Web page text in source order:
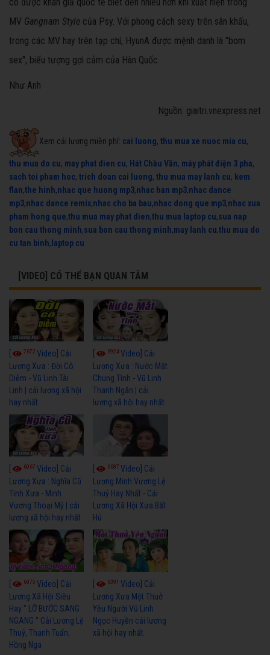
MV Gangnam Style của Psy. Với phong cách sexy trên sân khấu,
trong các MV hay trên tạp chí, HyunA được mệnh danh là "bom
sex", biểu tượng gợi cảm của Hàn Quốc.
Như Anh
Nguồn: giaitri.vnexpress.net
Xem cải lương miễn phí: cai luong, thu mua xe nuoc mia cu,
thu mua do cu, may phat dien cu, Hát Chầu Văn, máy phát điện 3 pha,
sach toi pham hoc, trich doan cai luong, thu mua may lanh cu, kem
flan,the hinh,nhac que huong mp3,nhac han mp3,nhac dance
mp3,nhac dance remix,nhac cho ba bau,nhac dong que mp3,nhac xua
pham hong que,thu mua may phat dien,thu mua laptop cu,sua nap
bon cau thong minh,sua bon cau thong minh,may lanh cu,thu mua do
cu tan binh, laptop cu
[VIDEO] CÓ THỂ BẠN QUAN TÂM
7672 Video] Cải
Lương Xưa : Đời Cô
Diễm - Vũ Linh Tài
Linh | cải lương xã hội
hay nhất
6924Video] Cải
Lương Xưa : Nước Mắt
Chung Tình - Vũ Linh
Thanh Ngân | cải
lương xã hội hay nhất
6067 Video] Cải
Lương Xưa : Nghĩa Cũ
Tình Xưa - Minh
Vương Thoại Mỹ | cải
lương xã hội hay nhất
6687Video] Cải
Lương Minh Vương Lệ
Thuỷ Hay Nhất - Cải
Lương Xã Hội Xưa Bất
Hủ
6975 Video] Cải
Lương Xã Hội Siêu
Hay " LỠ BƯỚC SANG
NGANG " Cải Lương Lệ
Thuỷ, Thanh Tuấn,
Hồng Nga
6391Video] Cải
Lương Xưa Một Thuở
Yêu Người Vũ Linh
Ngọc Huyền cải lương
xã hội hay nhất